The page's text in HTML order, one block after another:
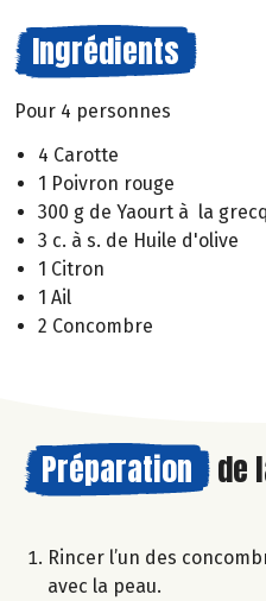
Ingrédients
Pour 4 personnes
4 Carotte
1 Poivron rouge
300 g de Yaourt à la
3 c. à s. de Huile d'olive
1 Citron
1 Ail
2 Concombre
Préparation de
Rincer l’un des
avec la peau.